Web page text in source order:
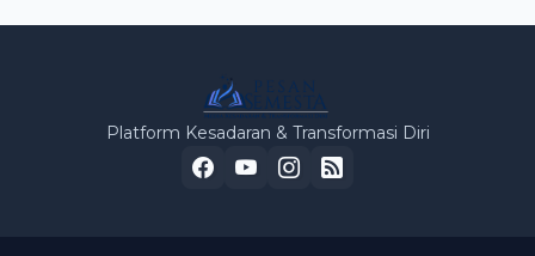
Platform Kesadaran & Transformasi Diri